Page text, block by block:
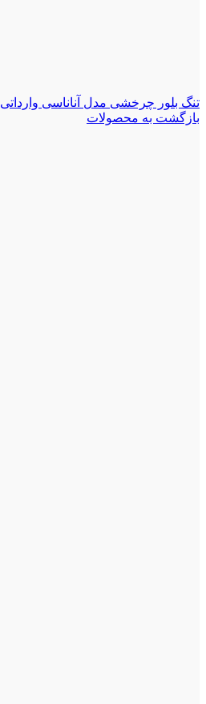
تنگ بلور چرخشی مدل آناناسی وارداتی
بازگشت به محصولات